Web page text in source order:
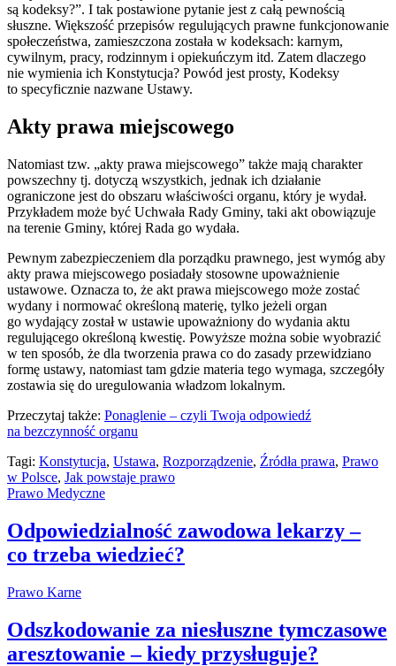
są kodeksy?”. I tak postawione pytanie jest z całą pewnością
słuszne. Większość przepisów regulujących prawne funkcjonowanie
społeczeństwa, zamieszczona została w kodeksach: karnym,
cywilnym, pracy, rodzinnym i opiekuńczym itd. Zatem dlaczego
nie wymienia ich Konstytucja? Powód jest prosty, Kodeksy
to specyficznie nazwane Ustawy.
Akty prawa miejscowego
Natomiast tzw. „akty prawa miejscowego” także mają charakter
powszechny tj. dotyczą wszystkich, jednak ich działanie
ograniczone jest do obszaru właściwości organu, który je wydał.
Przykładem może być Uchwała Rady Gminy, taki akt obowiązuje
na terenie Gminy, której Rada go wydała.
Pewnym zabezpieczeniem dla porządku prawnego, jest wymóg aby
akty prawa miejscowego posiadały stosowne upoważnienie
ustawowe. Oznacza to, że akt prawa miejscowego może zostać
wydany i normować określoną materię, tylko jeżeli organ
go wydający został w ustawie upoważniony do wydania aktu
regulującego określoną kwestię. Powyższe można sobie wyobrazić
w ten sposób, że dla tworzenia prawa co do zasady przewidziano
formę ustawy, natomiast tam gdzie materia tego wymaga, szczegóły
zostawia się do uregulowania władzom lokalnym.
Przeczytaj także: Ponaglenie – czyli Twoja odpowiedź
na bezczynność organu
Tagi: Konstytucja, Ustawa, Rozporządzenie, Źródła prawa, Prawo
w Polsce, Jak powstaje prawo
Prawo Medyczne
Odpowiedzialność zawodowa lekarzy –
co trzeba wiedzieć?
Prawo Karne
Odszkodowanie za niesłuszne tymczasowe
aresztowanie – kiedy przysługuje?